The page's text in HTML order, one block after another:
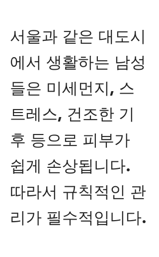
서울과 같은 대도시
에서 생활하는 남성
들은 미세먼지, 스
트레스, 건조한 기
후 등으로 피부가
쉽게 손상됩니다.
따라서 규칙적인 관
리가 필수적입니다.